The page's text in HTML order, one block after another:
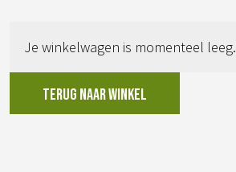
Je winkelwagen is momenteel leeg.
Terug naar winkel